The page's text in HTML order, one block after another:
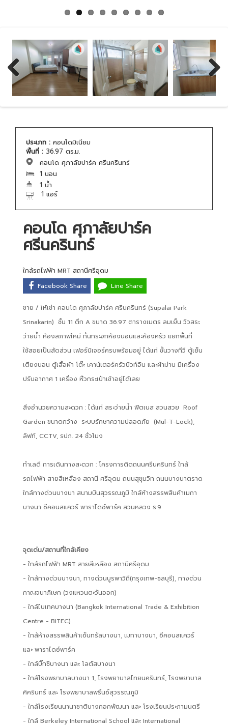
Previous
ประเภท : คอนโดมิเนียม
พื้นที่ : 36.97 ตร.ม.
คอนโด ศุภาลัยปาร์ค ศรีนครินทร์
1 นอน
1 น้ำ
1 แอร์
คอนโด ศุภาลัยปาร์ค
ศรีนครินทร์
ใกล้รถไฟฟ้า MRT สถานีศรีอุดม
Facebook Share
Line Share
ขาย / ให้เช่า คอนโด ศุภาลัยปาร์ค ศรีนครินทร์ (Supalai Park
Srinakarin) ชั้น 11 ตึก A ขนาด 36.97 ตารางเมตร ลมเย็น วิวสระ
ว่ายน้ำ ห้องสภาพใหม่ กั้นกระจกห้องนอนและห้องครัว แยกพื้นที่
ใช้สอยเป็นสัดส่วน เฟอร์นิเจอร์ครบพร้อมอยู่ ได้แก่ ชั้นวางทีวี ตู้เย็น
เตียงนอน ตู้เสื้อผ้า โต๊ะ เคาน์เตอร์ครัวบิวท์อิน และผ้าม่าน มีเครื่อง
ปรับอากาศ 1 เครื่อง หิ้วกระเป๋าเข้าอยู่ได้เลย
สิ่งอำนวยความสะดวก : ได้แก่ สระว่ายน้ำ ฟิตเนส สวนสวย Roof
Garden ขนาดกว้าง ระบบรักษาความปลอดภัย (Mul-T-Lock),
ลิฟท์, CCTV, รปภ. 24 ชั่วโมง
ทำเลดี การเดินทางสะดวก : โครงการติดถนนศรีนครินทร์ ใกล้
รถไฟฟ้า สายสีเหลือง สถานี ศรีอุดม ถนนสุขุมวิท ถนนบางนาตราด
ใกล้ทางด่วนบางนา สนามบินสุวรรณภูมิ ใกล้ห้างสรรพสินค้าเมกา
บางนา ซีคอนสแควร์ พาราไดซ์พาร์ค สวนหลวง ร.9
จุดเด่น/สถานที่ใกล้เคียง
- ใกล้รถไฟฟ้า MRT สายสีเหลือง สถานีศรีอุดม
- ใกล้ทางด่วนบางนา, ทางด่วนบูรพาวิถี(กรุงเทพ-ชลบุรี), ทางด่วน
กาญจนาภิเษก (วงแหวนตะวันออก)
- ใกล้ไบเทคบางนา (Bangkok International Trade & Exhibition
Centre - BITEC)
- ใกล้ห้างสรรพสินค้าเซ็นทรัลบางนา, เมกาบางนา, ซีคอนสแควร์
และ พาราไดซ์พาร์ค
- ใกล้บิ๊กชีบางนา และ โลตัสบางนา
- ใกล้โรงพยาบาลบางนา 1, โรงพยาบาลไทยนครินทร์, โรงพยาบาล
ศิครินทร์ และ โรงพยาบาลพริ้นซ์สุวรรณภูมิ
- ใกล้โรงเรียนนานาชาติบางกอกพัฒนา และ โรงเรียนประภามนตรี
- ใกล้ Berkeley International School และ International